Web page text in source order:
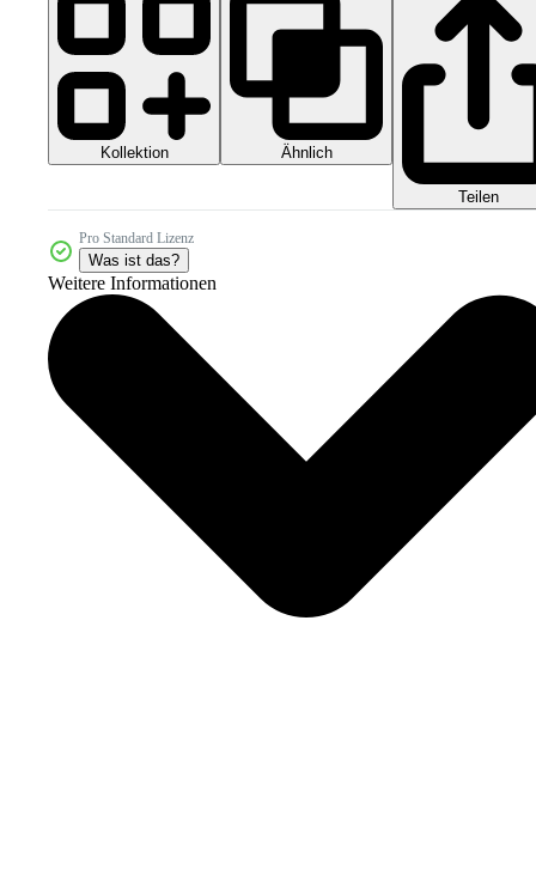
Kollektion Ähnlich
Teilen
Pro Standard Lizenz
Was ist das?
Weitere Informationen